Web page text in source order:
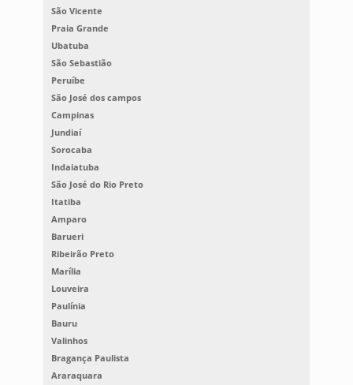
São Vicente
Praia Grande
Ubatuba
São Sebastião
Peruíbe
São José dos campos
Campinas
Jundiaí
Sorocaba
Indaiatuba
São José do Rio Preto
Itatiba
Amparo
Barueri
Ribeirão Preto
Marília
Louveira
Paulínia
Bauru
Valinhos
Bragança Paulista
Araraquara